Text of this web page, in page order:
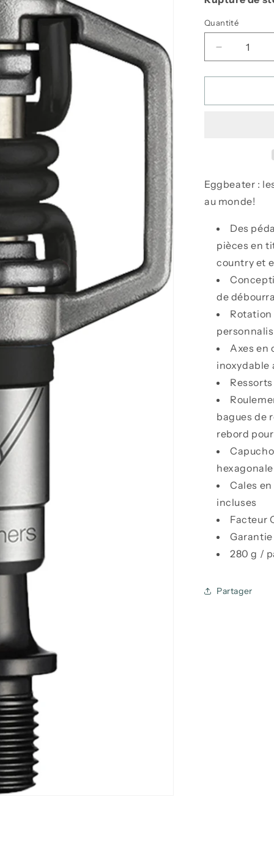
Quantité
Réduire
la
quantité
Pédales
Eggbeater :
au monde!
Des
pièces en
country et
de
Rotation
Axes en
inoxydable
bagues de
rebord
hexagonale
Cales
incluses
Facteur
Garantie
280 g /
Partager